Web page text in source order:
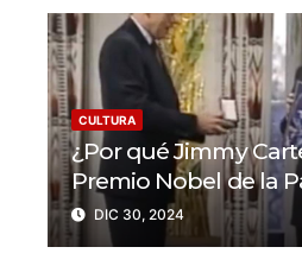
CULTURA
¿Por qué Jimmy
Premio Nobel de la
DIC 30, 2024